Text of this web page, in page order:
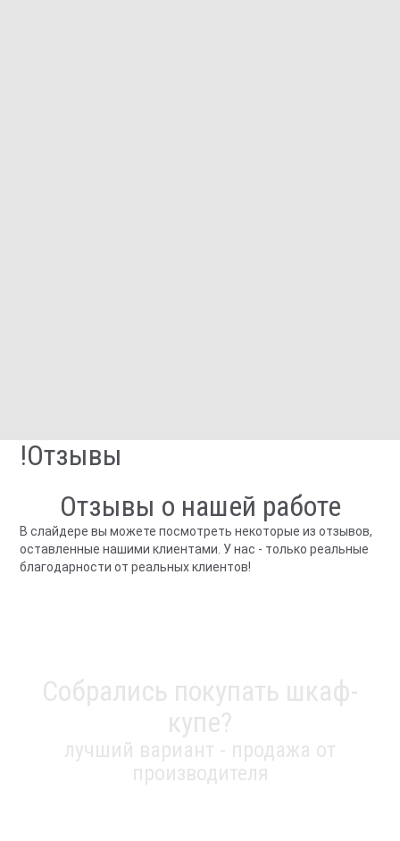
!Отзывы
Отзывы о нашей работе
В слайдере вы можете посмотреть некоторые из отзывов,
оставленные нашими клиентами. У нас - только реальные
благодарности от реальных клиентов!
Собрались покупать шкаф-
купе?
лучший вариант - продажа от
производителя